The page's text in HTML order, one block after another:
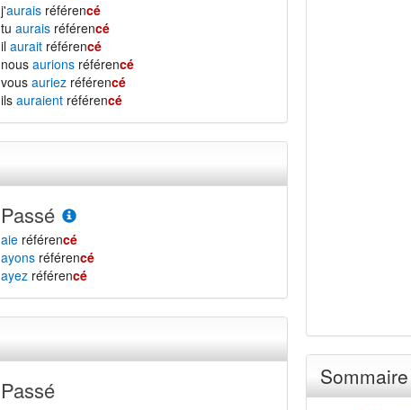
j'aurais référencé
tuaurais référencé
ilaurait référencé
nousaurions référencé
vousauriez référencé
ilsauraient référencé
Passé
aie référencé
ayons référencé
ayez référencé
Passé Sommaire